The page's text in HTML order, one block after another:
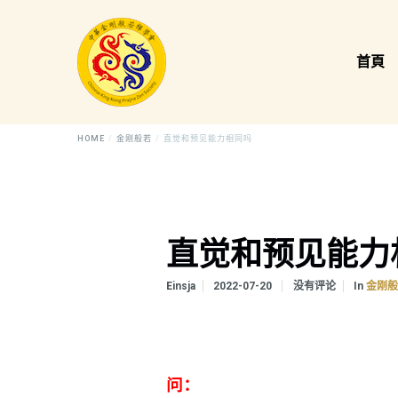
首頁
HOME 金刚般若 直觉和预见能力相同吗
直觉和预见能
Einsja 2022-07-20 没有评论 In金刚
问：